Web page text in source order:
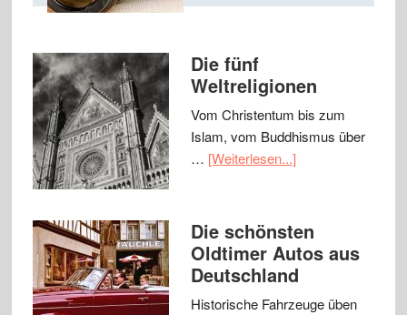
Die fünf
Weltreligionen
Vom Christentum bis zum
Islam, vom Buddhismus über
… [Weiterlesen...]
Die schönsten
Oldtimer Autos aus
Deutschland
Historische Fahrzeuge üben